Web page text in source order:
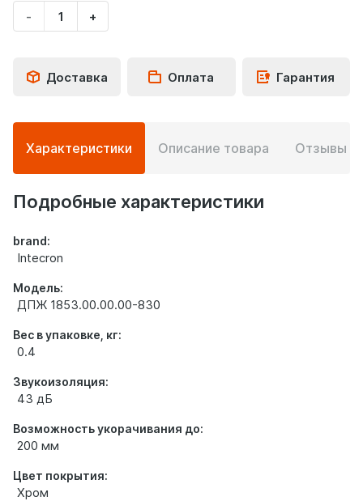
-
Укажите
количество
+
Доставка Оплата Гарантия
Подробная
информация
о
товаре
Характеристики Описание товара Отзывы
Подробные характеристики
brand:
Intecron
Модель:
ДПЖ 1853.00.00.00-830
Вес в упаковке, кг:
0.4
Звукоизоляция:
43 дБ
Возможность укорачивания до:
200 мм
Цвет покрытия:
Хром